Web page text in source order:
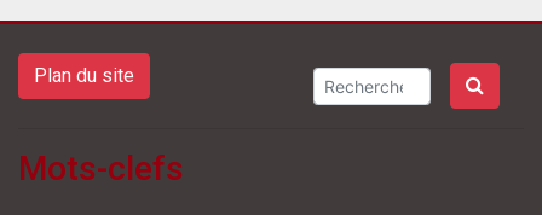
Plan du site
Mots-clefs